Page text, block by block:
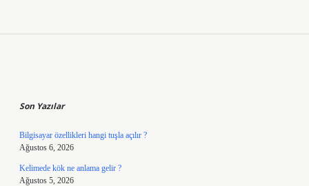
Son Yazılar
Bilgisayar özellikleri hangi tuşla açılır ?
Ağustos 6, 2026
Kelimede kök ne anlama gelir ?
Ağustos 5, 2026